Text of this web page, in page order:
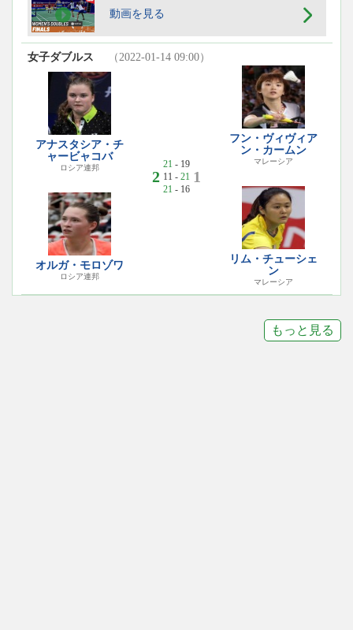
動画を見る
女子ダブルス （2022-01-14 09:00）
アナスタシア・チ
ャービャコバ
ロシア連邦
オルガ・モロゾワ
ロシア連邦
2
21 - 19
11 - 21
21 - 16
1
フン・ヴィヴィア
ン・カームン
マレーシア
リム・チューシェ
ン
マレーシア
もっと見る